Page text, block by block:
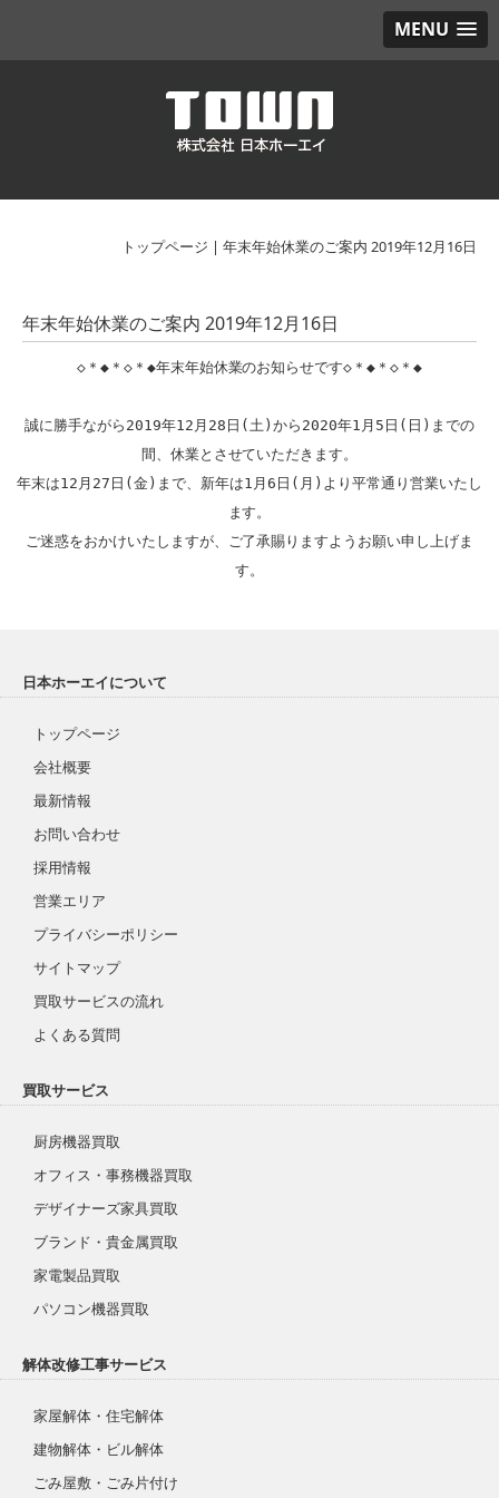
MENU
トップページ |年末年始休業のご案内 2019年12月16日
年末年始休業のご案内 2019年12月16日
◇＊◆＊◇＊◆年末年始休業のお知らせです◇＊◆＊◇＊◆
誠に勝手ながら2019年12月28日(土)から2020年1月5日(日)までの
間、休業とさせていただきます。
年末は12月27日(金)まで、新年は1月6日(月)より平常通り営業いたし
ます。
ご迷惑をおかけいたしますが、ご了承賜りますようお願い申し上げま
す。
日本ホーエイについて
トップページ
会社概要
最新情報
お問い合わせ
採用情報
営業エリア
プライバシーポリシー
サイトマップ
買取サービスの流れ
よくある質問
買取サービス
厨房機器買取
オフィス・事務機器買取
デザイナーズ家具買取
ブランド・貴金属買取
家電製品買取
パソコン機器買取
解体改修工事サービス
家屋解体・住宅解体
建物解体・ビル解体
ごみ屋敷・ごみ片付け